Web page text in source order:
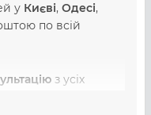
у Києві, Одесі,
по всій
з усіх